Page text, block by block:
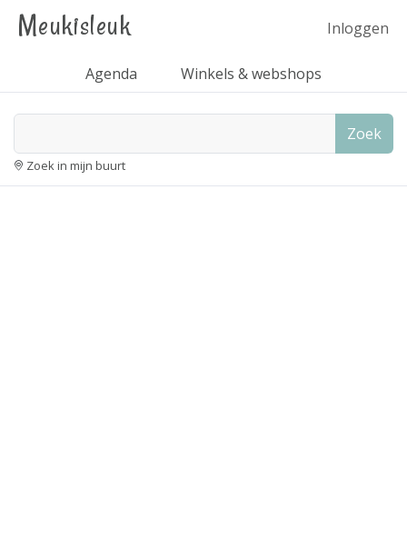
Meukisleuk Inloggen
Agenda Winkels & webshops
Zoek
Zoek in mijn buurt